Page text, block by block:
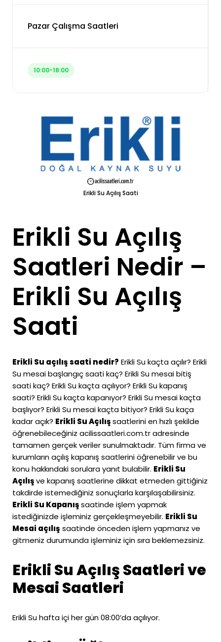
Pazar Çalışma Saatleri
10:00-18:00
Erikli Su Açılış Saati
Erikli Su Açılış
Saatleri Nedir –
Erikli Su Açılış
Saati
Erikli Su açılış saati nedir? Erikli Su kaçta açılır? Erikli
Su mesai başlangıç saati kaç? Erikli Su mesai bitiş
saati kaç? Erikli Su kaçta açılıyor? Erikli Su kapanış
saati? Erikli Su kaçta kapanıyor? Erikli Su mesai kaçta
başlıyor? Erikli Su mesai kaçta bitiyor? Erikli Su kaça
kadar açık? Erikli Su Açılışsaatlerini en hızlı şekilde
öğrenebileceğiniz acilissaatleri.com.tradresinde
tamamen gerçek veriler sunulmaktadır. Tüm firma ve
kurumların açılış kapanış saatlerini öğrenebilir ve bu
konu hakkındaki sorulara yanıt bulabilir. Erikli Su
Açılışve kapanış saatlerine dikkat etmeden gittiğiniz
takdirde istemediğiniz sonuçlarla karşılaşabilirsiniz.
Erikli Su Kapanışsaatinde işlem yapmak
istediğinizde işleminiz gerçekleşmeyebilir. Erikli Su
Mesai açılış saatinde önceden işlem yapmanız ve
gitmeniz durumunda işleminiz için sıra beklemezsiniz.
Erikli Su Açılış Saatleri ve
Mesai Saatleri
Erikli Su hafta içi her gün 08:00’da açılıyor.